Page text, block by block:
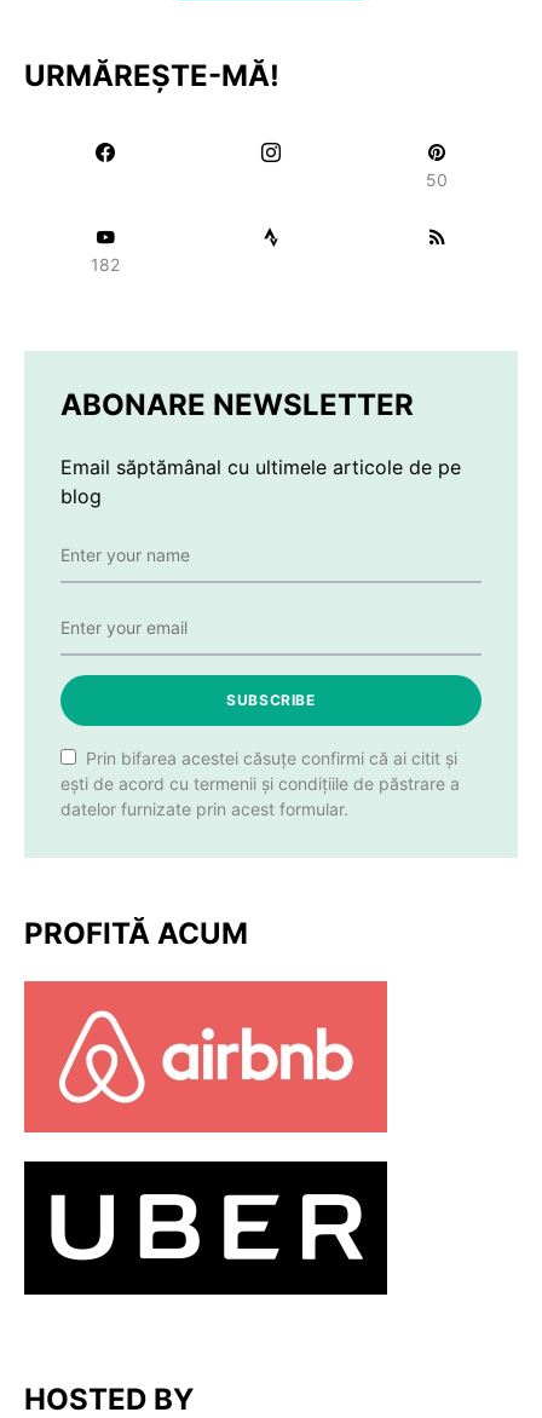
URMĂREȘTE-MĂ!
50
182
ABONARE NEWSLETTER
Email săptămânal cu ultimele articole de pe
blog
SUBSCRIBE
Prin bifarea acestei căsuțe confirmi că ai citit și
ești de acord cu termenii și condițiile de păstrare a
datelor furnizate prin acest formular.
PROFITĂ ACUM
HOSTED BY